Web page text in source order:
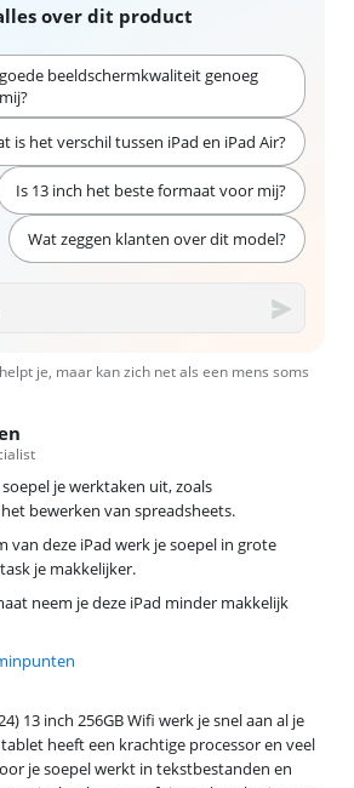
over dit product
beeldschermkwaliteit genoeg
is het verschil tussen iPad en iPad Air?
Is 13 inch het beste formaat voor mij?
Wat zeggen klanten over dit model?
je, maar kan zich net als een mens soms
je werktaken uit, zoals
bewerken van spreadsheets.
van deze iPad werk je soepel in grote
je makkelijker.
neem je deze iPad minder makkelijk
13 inch 256GB Wifi werk je snel aan al je
heeft een krachtige processor en veel
je soepel werkt in tekstbestanden en